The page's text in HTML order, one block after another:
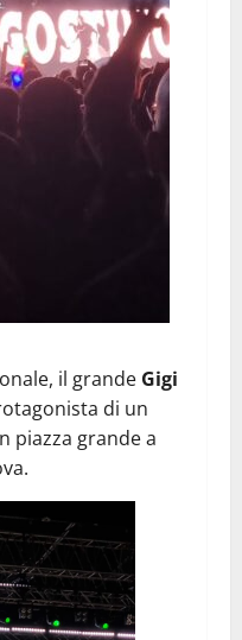
il grande Gigi
di un
piazza grande a